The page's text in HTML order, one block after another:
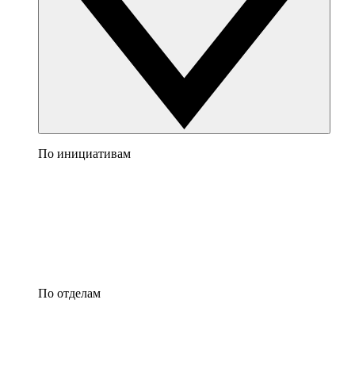
По инициативам
По отделам